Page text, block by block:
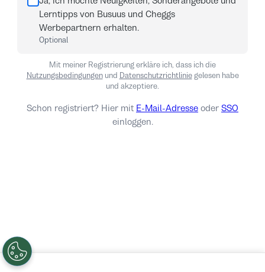
Lerntipps von Busuus und Cheggs
Werbepartnern erhalten.
Optional
Mit meiner Registrierung erkläre ich, dass ich die
Nutzungsbedingungenund Datenschutzrichtliniegelesen habe
und akzeptiere.
Schon registriert? Hier mit E-Mail-Adresse oder SSO
einloggen.